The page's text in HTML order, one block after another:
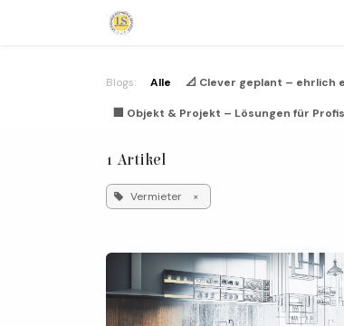
Blogs: Alle 📐 Clever geplant – ehrlich
🏢 Objekt & Projekt – Lösungen für Profis
1 Artikel
Vermieter ×